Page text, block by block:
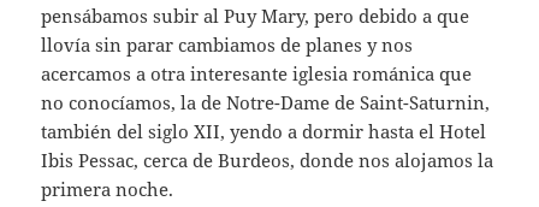
pensábamos subir al Puy Mary, pero debido a que
llovía sin parar cambiamos de planes y nos
acercamos a otra interesante iglesia románica que
no conocíamos, la de Notre-Dame de Saint-Saturnin,
también del siglo XII, yendo a dormir hasta el Hotel
Ibis Pessac, cerca de Burdeos, donde nos alojamos la
primera noche.